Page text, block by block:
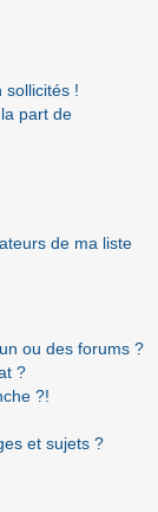
sollicités !
part de
de ma liste
ou des forums ?
?
?!
et sujets ?